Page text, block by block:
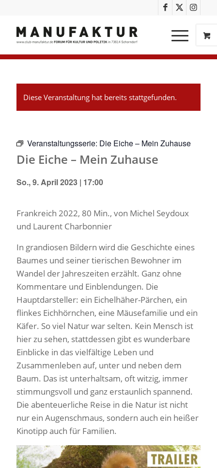
Diese Veranstaltung hat bereits stattgefunden.
Veranstaltungsserie: Die Eiche – Mein Zuhause
Die Eiche – Mein Zuhause
So., 9. April 2023 | 17:00
Frankreich 2022, 80 Min., von Michel Seydoux
und Laurent Charbonnier
In grandiosen Bildern wird die Geschichte eines
Baumes und seiner tierischen Bewohner im
Wandel der Jahreszeiten erzählt. Ganz ohne
Kommentare und Einblendungen. Die
Hauptdarsteller: ein Eichelhäher-Pärchen, ein
flinkes Eichhörnchen, eine Mäusefamilie und ein
Käfer. So viel Natur war selten. Kein Mensch ist
hier zu sehen, stattdessen gibt es wunderbare
Einblicke in das vielfältige Leben und
Zusammenleben auf, unter und neben dem
Baum. Das ist unterhaltsam, oft witzig, immer
stimmungsvoll und ganz erstaunlich spannend.
Die abenteuerliche Reise in die Natur ist nicht
nur ein Augenschmaus, sondern auch ein heißer
Kinotipp auch für Familien.